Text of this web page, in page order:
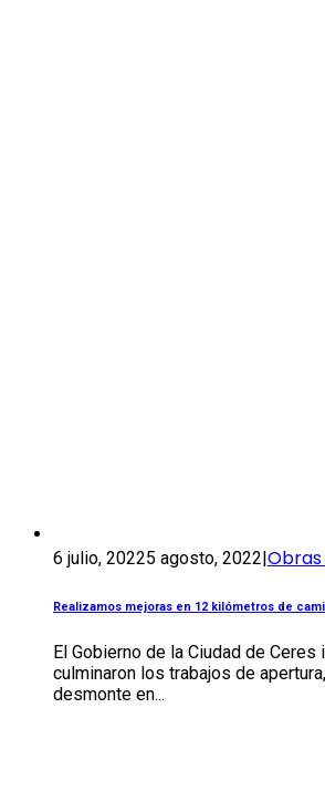
6 julio, 20225 agosto, 2022|
Realizamos mejoras en 12 kilómetros de
El Gobierno de la Ciudad de Ceres
culminaron los trabajos de
desmonte en...